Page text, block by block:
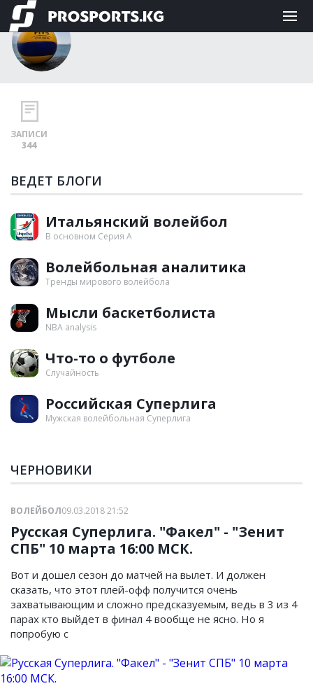
Владислав
ЗАПИСИ
344
ВЕДЕТ БЛОГИ
Итальянский волейбол
В основном Серия А
Волейбольная аналитика
Тренды мирового волейбола
Мысли баскетболиста
NBA analysis
Что-то о футболе
Случайность
Российская Суперлига
Мужская волейбольная Суперлига
ЧЕРНОВИКИ
ВОЛЕЙБОЛ09.03.2018 21:52
Русская Суперлига. "Факел" - "Зенит
СПБ" 10 марта 16:00 МСК.
Вот и дошел сезон до матчей на вылет. И должен
сказать, что этот плей-офф получится очень
захватывающим и сложно предсказуемым, ведь в 3 из 4
парах кто выйдет в финал 4 вообще не ясно. Но я
попробую с